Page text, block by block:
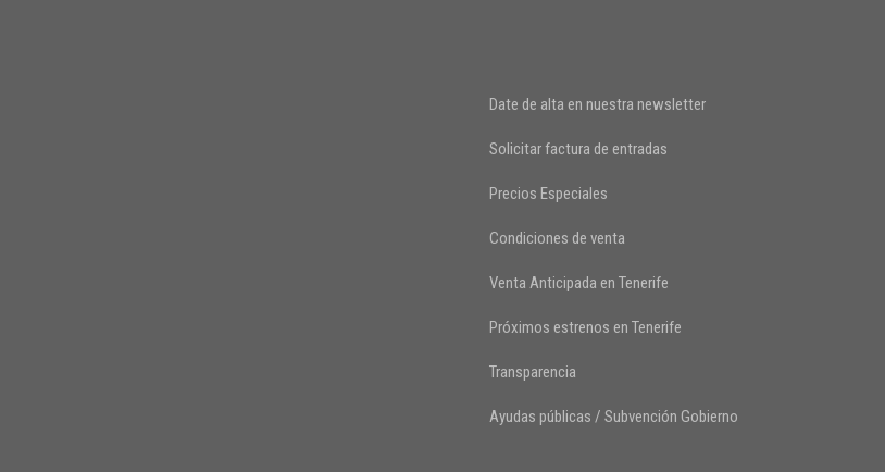
Date de alta en nuestra newsletter
Solicitar factura de entradas
Precios Especiales
Condiciones de venta
Venta Anticipada en Tenerife
Próximos estrenos en Tenerife
Transparencia
Ayudas públicas / Subvención Gobierno